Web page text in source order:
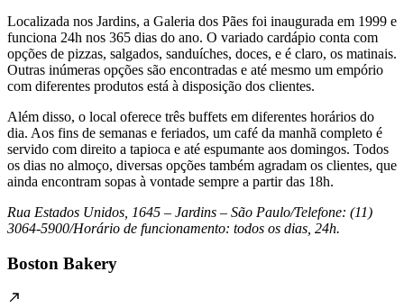
Localizada nos Jardins, a Galeria dos Pães foi inaugurada em 1999 e
funciona 24h nos 365 dias do ano. O variado cardápio conta com
opções de pizzas, salgados, sanduíches, doces, e é claro, os matinais.
Outras inúmeras opções são encontradas e até mesmo um empório
com diferentes produtos está à disposição dos clientes.
Além disso, o local oferece três buffets em diferentes horários do
dia. Aos fins de semanas e feriados, um café da manhã completo é
servido com direito a tapioca e até espumante aos domingos. Todos
os dias no almoço, diversas opções também agradam os clientes, que
ainda encontram sopas à vontade sempre a partir das 18h.
Rua Estados Unidos, 1645 – Jardins – São Paulo/Telefone: (11)
3064-5900/Horário de funcionamento: todos os dias, 24h.
Boston Bakery